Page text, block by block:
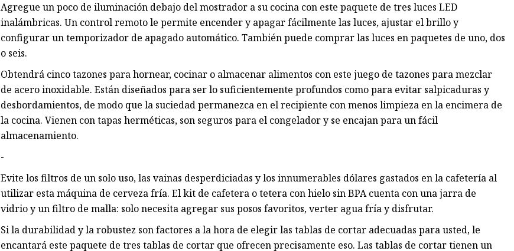
Agregue un poco de iluminación debajo del mostrador a su cocina con este paquete de tres luces LED
inalámbricas. Un control remoto le permite encender y apagar fácilmente las luces, ajustar el brillo y
configurar un temporizador de apagado automático. También puede comprar las luces en paquetes de uno, dos
o seis.
Obtendrá cinco tazones para hornear, cocinar o almacenar alimentos con este juego de tazones para mezclar
de acero inoxidable. Están diseñados para ser lo suficientemente profundos como para evitar salpicaduras y
desbordamientos, de modo que la suciedad permanezca en el recipiente con menos limpieza en la encimera de
la cocina. Vienen con tapas herméticas, son seguros para el congelador y se encajan para un fácil
almacenamiento.
-
Evite los filtros de un solo uso, las vainas desperdiciadas y los innumerables dólares gastados en la cafetería al
utilizar esta máquina de cerveza fría. El kit de cafetera o tetera con hielo sin BPA cuenta con una jarra de
vidrio y un filtro de malla: solo necesita agregar sus posos favoritos, verter agua fría y disfrutar.
Si la durabilidad y la robustez son factores a la hora de elegir las tablas de cortar adecuadas para usted, le
encantará este paquete de tres tablas de cortar que ofrecen precisamente eso. Las tablas de cortar tienen un